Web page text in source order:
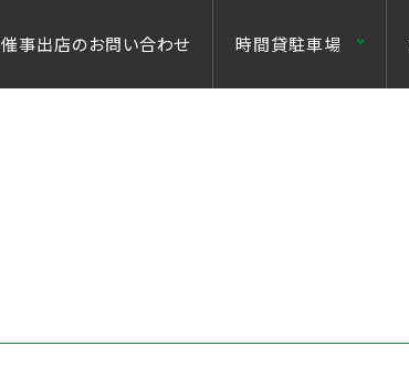
催事出店のお問い合わせ 時間貸駐車場